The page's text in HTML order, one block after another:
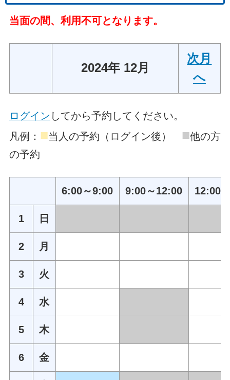
当面の間、利用不可となります。
2024年 12月
次月
へ
ログイン してから予約してください。
凡例： ■当人の予約（ログイン後） ■他の方
の予約
6:00～9:00 9:00～12:00 12:00
1 日
2 月
3 火
4 水
5 木
6 金